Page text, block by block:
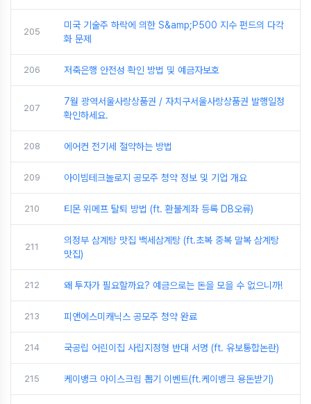
205
미국 기술주 하락에 의한 S&amp;P500 지수 펀드의 다각
화 문제
206 저축은행 안전성 확인 방법 및 예금자보호
207
7월 광역서울사랑상품권 / 자치구서울사랑상품권 발행일정
확인하세요.
208 에어컨 전기세 절약하는 방법
209 아이빔테크놀로지 공모주 청약 정보 및 기업 개요
210 티몬 위메프 탈퇴 방법 (ft. 환불계좌 등록 DB오류)
211
의정부 삼계탕 맛집 백세삼계탕 (ft.초복 중복 말복 삼계탕
맛집)
212 왜 투자가 필요할까요? 예금으로는 돈을 모을 수 없으니까!
213 피앤에스미캐닉스 공모주 청약 완료
214 국공립 어린이집 사립지정형 반대 서명 (ft. 유보통합논란)
215 케이뱅크 아이스크림 뽑기 이벤트(ft.케이뱅크 용돈받기)